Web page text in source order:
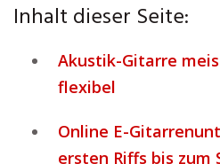
Inhalt dieser Seite:
Akustik-Gitarre
flexibel
Online E-
ersten Riffs bis zum